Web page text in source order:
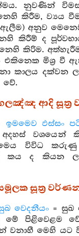
නුවණින්
කිරීම, ව්‍යය
අනුව
කිරීම් ද
කිරිම.
එකිනෙක මිශ්‍ර වී
කාලය දක්වන
ආදි සූත්‍ර
ඉමමෙව ඵස්සං
වශයෙන්
විවිධ
කය ද කියන
සූත්‍ර
වෙදනීයං = සුඛ
පිළිවෙළම
වනාහී මෙහි යට